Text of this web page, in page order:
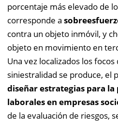
porcentaje más elevado de
corresponde a
contra un objeto inmóvil, y
objeto en movimiento en
Una vez localizados los
siniestralidad se produce, el
diseñar estrategias para
laborales en empresas
de la evaluación de riesgos,